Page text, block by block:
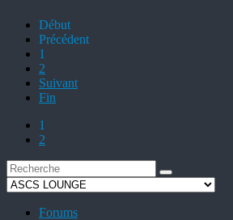
Début
Précédent
1
2
Suivant
Fin
1
2
Forums